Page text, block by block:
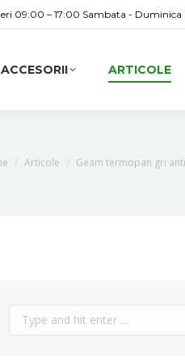
09:00 – 17:00 Sambata - Duminica
ACCESORII ARTICOLE
are here:
Articole Geam termopan gri
Search: